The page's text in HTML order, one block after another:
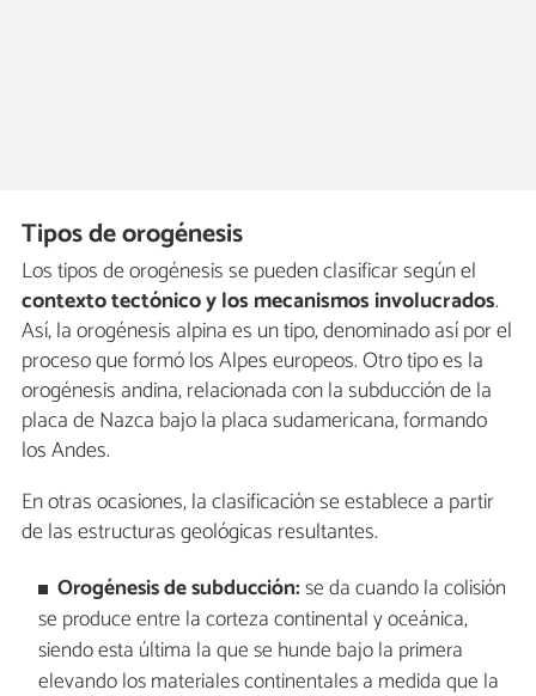
Tipos de orogénesis
Los tipos de orogénesis se pueden clasificar según el
contexto tectónico y los mecanismos involucrados.
Así, la orogénesis alpina es un tipo, denominado así por el
proceso que formó los Alpes europeos. Otro tipo es la
orogénesis andina, relacionada con la subducción de la
placa de Nazca bajo la placa sudamericana, formando
los Andes.
En otras ocasiones, la clasificación se establece a partir
de las estructuras geológicas resultantes.
Orogénesisde subducción:se da cuando la colisión
se produce entre la corteza continental y oceánica,
siendo esta última la que se hunde bajo la primera
elevando los materiales continentales a medida que la